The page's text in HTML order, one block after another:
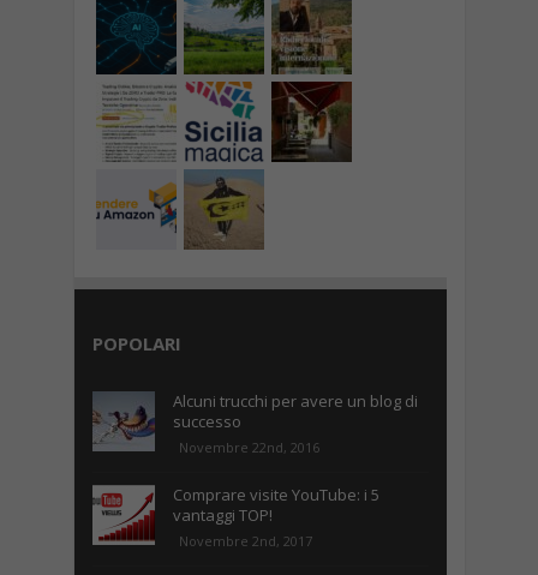
POPOLARI
Alcuni trucchi per avere un blog di
successo
Novembre 22nd, 2016
Comprare visite YouTube: i 5
vantaggi TOP!
Novembre 2nd, 2017